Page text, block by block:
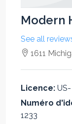
Modern
See all
1611
Licence:
Numéro
1233